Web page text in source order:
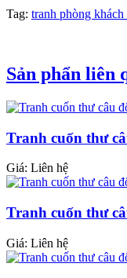
Tag: tranh phòng khách
Sản phẩn liên
Tranh cuốn thư
Giá: Liên hệ
Tranh cuốn thư
Giá: Liên hệ